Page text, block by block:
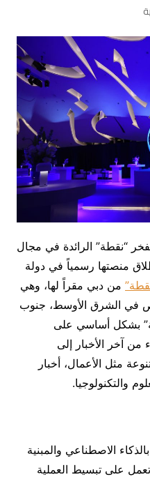
“نقطة” الرائدة في مجال
منصتها رسمياً في دولة
من دبي مقراً لها، وهي
في الشرق الأوسط، جنوب
بشكل أساسي على
آخر الأخبار إلى
مثل الأعمال، أخبار
والتكنولوجيا.
الاصطناعي والمبنية
على تبسيط العملية